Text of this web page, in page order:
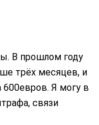
В прошлом году
трёх месяцев, и
Я могу в
связи